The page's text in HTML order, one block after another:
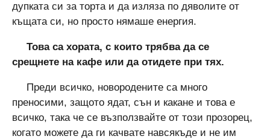
дупката си за торта и да изляза по дяволите от
къщата си, но просто нямаше енергия.
Това са хората, с които трябва да се
срещнете на кафе или да отидете при тях.
Преди всичко, новородените са много
преносими, защото ядат, сън и какане и това е
всичко, така че се възползвайте от този прозорец,
когато можете да ги качвате навсякъде и не им